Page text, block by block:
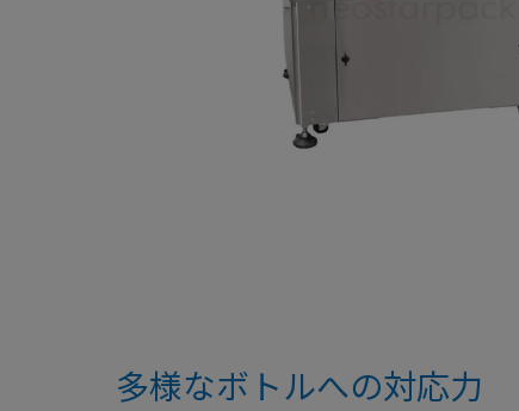
多様なボトルへの対応力